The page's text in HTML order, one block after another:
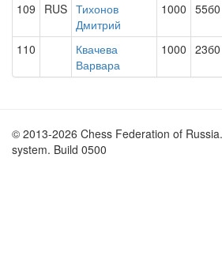
109 RUS Тихонов
Дмитрий
1000 55б0
110
Квачева
Варвара
1000 23б0
© 2013-2026 Chess Federation of
system. Build 0500